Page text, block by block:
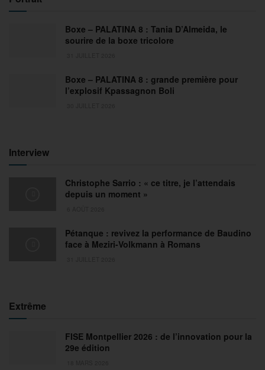
Boxe – PALATINA 8 : Tania D’Almeida, le
sourire de la boxe tricolore
Boxe – PALATINA 8 : grande première pour
l’explosif Kpassagnon Boli
Interview
Christophe Sarrio : « ce titre, je l’attendais
depuis un moment »
Pétanque : revivez la performance de Baudino
face à Meziri-Volkmann à Romans
Extrême
FISE Montpellier 2026 : de l’innovation pour la
29e édition